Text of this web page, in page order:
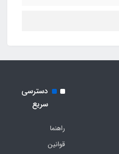
دسترسی
سریع
راهنما
قوانین